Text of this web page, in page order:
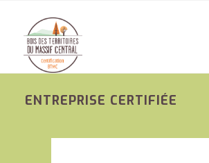
ENTREPRISE CERTIFIÉE